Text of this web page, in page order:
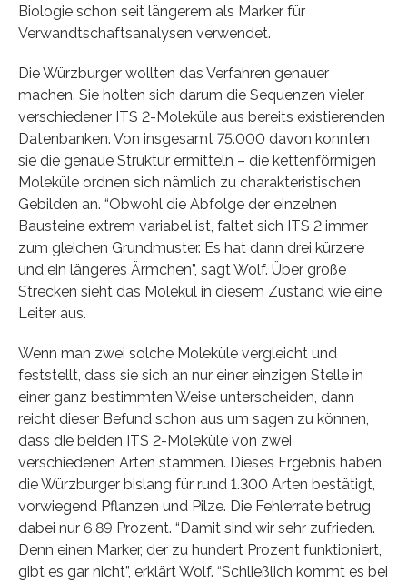
Biologie schon seit längerem als Marker für
Verwandtschaftsanalysen verwendet.
Die Würzburger wollten das Verfahren genauer
machen. Sie holten sich darum die Sequenzen vieler
verschiedener ITS 2-Moleküle aus bereits existierenden
Datenbanken. Von insgesamt 75.000 davon konnten
sie die genaue Struktur ermitteln – die kettenförmigen
Moleküle ordnen sich nämlich zu charakteristischen
Gebilden an. “Obwohl die Abfolge der einzelnen
Bausteine extrem variabel ist, faltet sich ITS 2 immer
zum gleichen Grundmuster. Es hat dann drei kürzere
und ein längeres Ärmchen”, sagt Wolf. Über große
Strecken sieht das Molekül in diesem Zustand wie eine
Leiter aus.
Wenn man zwei solche Moleküle vergleicht und
feststellt, dass sie sich an nur einer einzigen Stelle in
einer ganz bestimmten Weise unterscheiden, dann
reicht dieser Befund schon aus um sagen zu können,
dass die beiden ITS 2-Moleküle von zwei
verschiedenen Arten stammen. Dieses Ergebnis haben
die Würzburger bislang für rund 1.300 Arten bestätigt,
vorwiegend Pflanzen und Pilze. Die Fehlerrate betrug
dabei nur 6,89 Prozent. “Damit sind wir sehr zufrieden.
Denn einen Marker, der zu hundert Prozent funktioniert,
gibt es gar nicht”, erklärt Wolf. “Schließlich kommt es bei